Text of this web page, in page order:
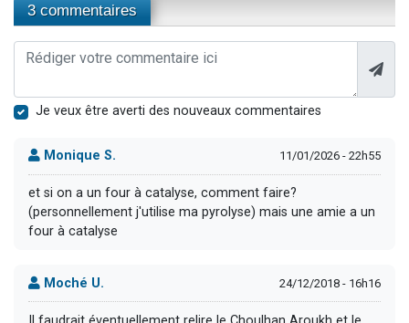
3 commentaires
Je veux être averti des nouveaux commentaires
Monique S. 11/01/2026 - 22h55
et si on a un four à catalyse, comment faire?
(personnellement j'utilise ma pyrolyse) mais une amie a un
four à catalyse
Moché U. 24/12/2018 - 16h16